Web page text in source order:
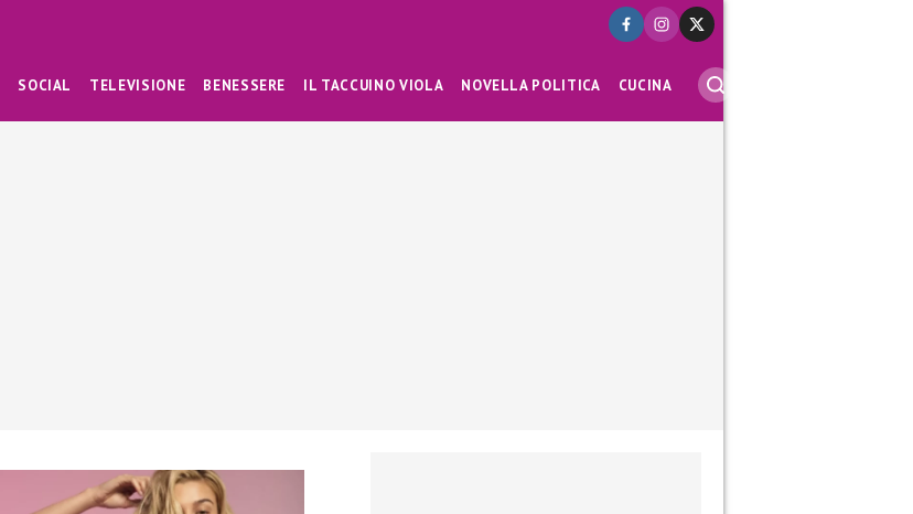
SOCIAL TELEVISIONE BENESSERE IL TACCUINO VIOLA NOVELLA POLITICA CUCINA